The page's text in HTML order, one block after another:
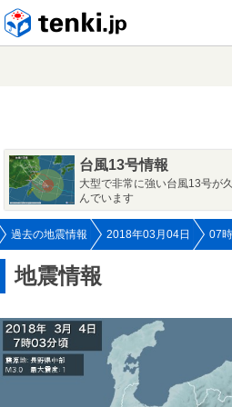
台風13号情報
大型で非常に強い台風13号が
んでいます
過去の地震情報 2018年03月04日 07
地震情報